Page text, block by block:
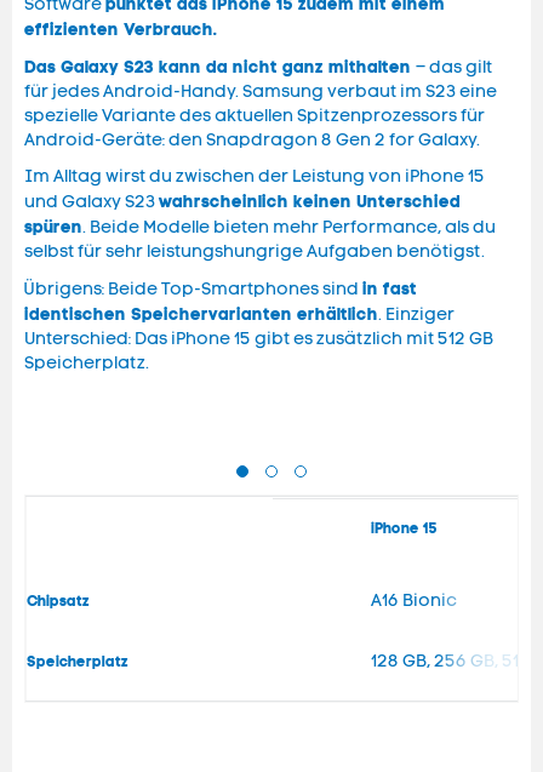
Software
effizienten Verbrauch.
Das Galaxy S23 kann da nicht ganz mithalten – das gilt
für jedes Android-Handy. Samsung verbaut im S23 eine
spezielle Variante des aktuellen Spitzenprozessors für
Android-Geräte: den Snapdragon 8 Gen 2 for Galaxy.
Im Alltag wirst du zwischen der Leistung von iPhone 15
und Galaxy S23wahrscheinlich keinen Unterschied
spüren. Beide Modelle bieten mehr Performance, als du
selbst für sehr leistungshungrige Aufgaben benötigst.
Übrigens: Beide Top-Smartphones sind in fast
identischen Speichervarianten erhältlich. Einziger
Unterschied: Das iPhone 15 gibt es zusätzlich mit 512 GB
Speicherplatz.
iPhone 15
Chipsatz A16 Bionic
Speicherplatz 128 GB, 256 GB, 512